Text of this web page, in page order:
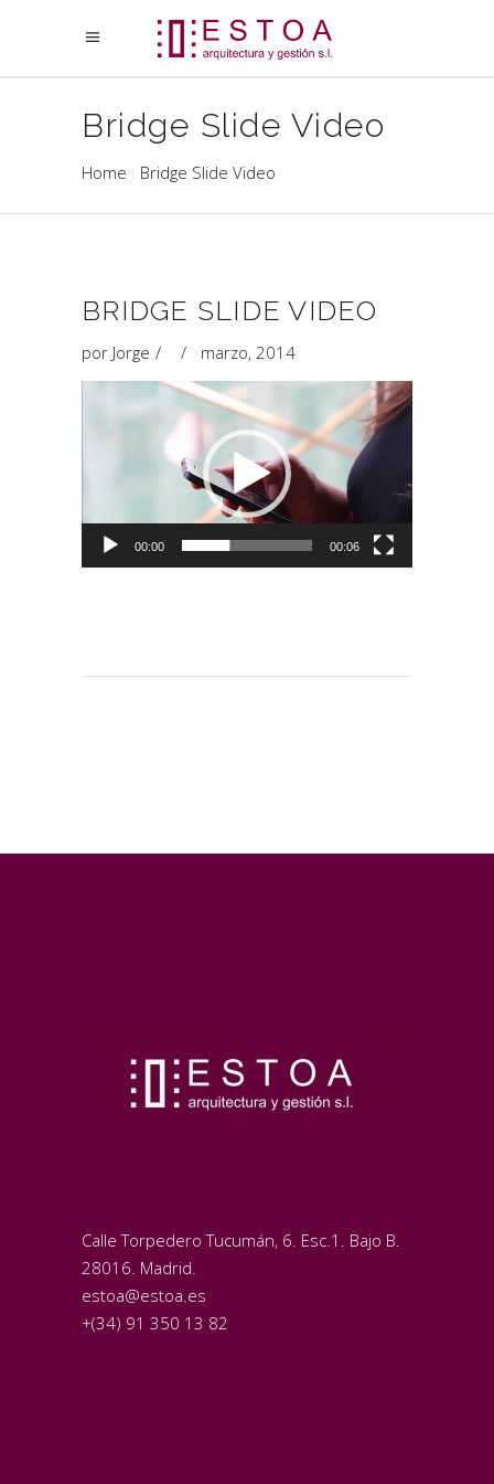
Bridge Slide Video
Home Bridge Slide Video
BRIDGE SLIDE VIDEO
por Jorge
marzo, 2014
Reproductor
00:00 00:06
Calle Torpedero Tucumán, 6. Esc.1. Bajo B.
28016. Madrid.
estoa@estoa.es
+(34) 91 350 13 82